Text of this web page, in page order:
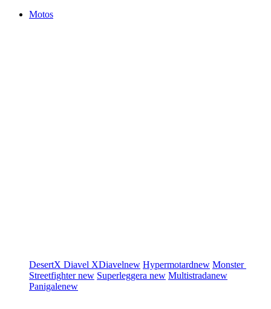
Motos
DesertX Diavel XDiavelnew Hypermotardnew Monster
Streetfighternew Superleggera new Multistradanew
Panigalenew